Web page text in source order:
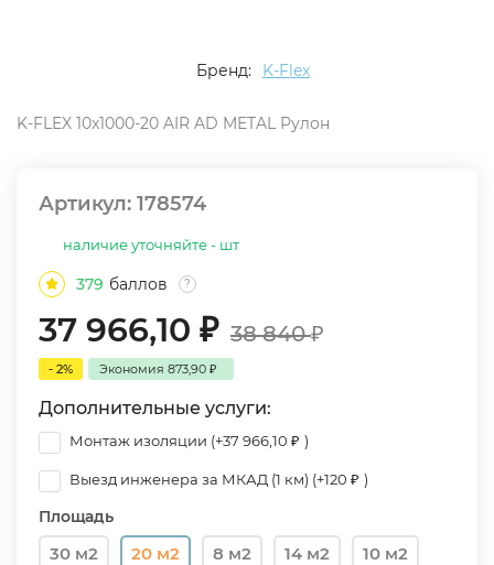
Бренд: K-Flex
K-FLEX 10x1000-20 AIR AD METAL Рулон
Артикул: 178574
наличие уточняйте - шт
379 баллов ?
37 966,10 ₽ 38 840₽
- 2% Экономия 873,90 ₽
Дополнительные услуги:
Монтаж изоляции (+37 966,10 ₽ )
Выезд инженера за МКАД (1 км) (+120 ₽ )
Площадь
30 м2 20 м2 8 м2 14 м2 10 м2